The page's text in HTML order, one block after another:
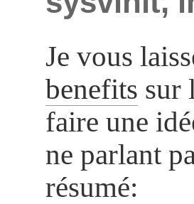
Je vous
benefits sur
faire une
ne parlant
résumé: